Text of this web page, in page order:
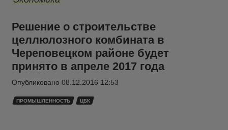
Решение о строительстве
целлюлозного комбината в
Череповецком районе будет
принято в апреле 2017 года
Опубликовано 08.12.2016 12:53
ПРОМЫШЛЕННОСТЬ ЦБК